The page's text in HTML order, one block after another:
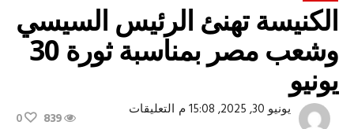
الكنيسة تهنئ الرئيس السيسي
وشعب مصر بمناسبة ثورة 30
يونيو
يونيو 30, 2025, 15:08 م التعليقاتعلى
839
0